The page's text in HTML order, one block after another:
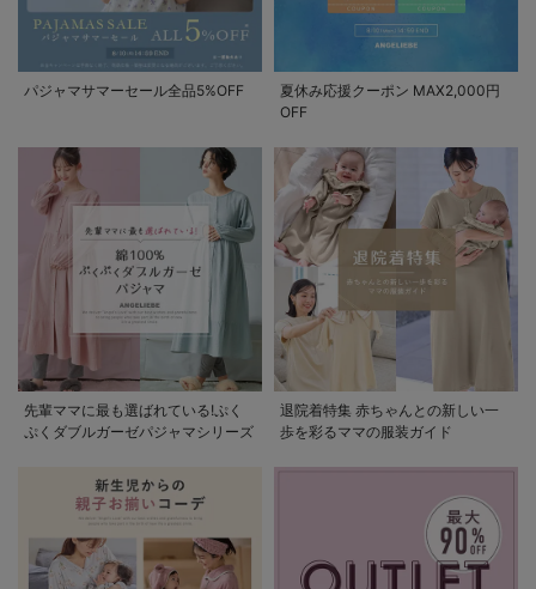
パジャマサマーセール全品5%OFF
夏休み応援クーポン MAX2,000円
OFF
先輩ママに最も選ばれている!ぷく
ぷくダブルガーゼパジャマシリーズ
退院着特集 赤ちゃんとの新しい一
歩を彩るママの服装ガイド